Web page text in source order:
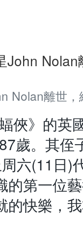
Nolan離世
俠》的英
87歲。其侄
六(11 日)
的第一位
的快樂，